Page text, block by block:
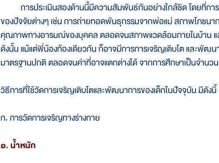
การประเมินสองด้านนี้มีความสัมพันธ์กันอย่างใกล้ชิด โดยที่การ
ของปัจจัยต่างๆ เช่น การถ่ายทอดพันธุกรรมจากพ่อแม่ สภาพโภชนา
คุณภาพทางอารมณ์ของบุคคล ตลอดจนสภาพแวดล้อมภายในบ้าน แ
ดังนั้น แม้แต่พี่น้องท้องเดียวกัน ก็อาจมีการการเจริญเติบโต และพัฒ
มาตรฐานปกติ ตลอดจนค่าที่อาจแตกต่างได้ จากการศึกษาเป็นจำนว
วิธีการที่ใช้วัดการเจริญเติบโตและพัฒนาการของเด็กในปัจจุบัน มีดังนี้
ก. การวัดการเจริญทางร่างกาย
๑. น้ำหนัก